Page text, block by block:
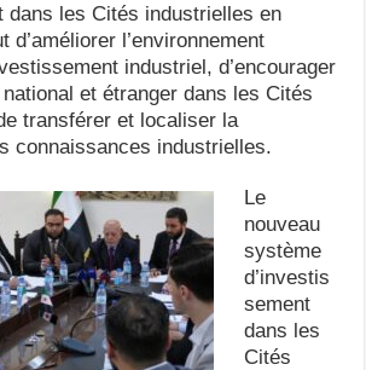
dans les Cités industrielles en
d’améliorer l’environnement
industriel, d’encourager
et étranger dans les Cités
transférer et localiser la
connaissances industrielles.
Le
nouveau
système
d’investis
sement
dans les
Cités